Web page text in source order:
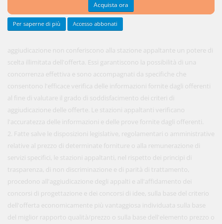
aggiudicazione non conferiscono alla stazione appaltante un potere di
scelta illimitata dell'offerta. Essi garantiscono la possibilità di una
concorrenza effettiva e sono accompagnati da specifiche che
consentono l'efficace verifica delle informazioni fornite dagli offerenti
al fine di valutare il grado di soddisfacimento dei criteri di
aggiudicazione delle offerte. Le stazioni appaltanti verificano
l'accuratezza delle informazioni e delle prove fornite dagli offerenti.
2. Fatte salve le disposizioni legislative, regolamentari o amministrative
relative al prezzo di determinate forniture o alla remunerazione di
servizi specifici, le stazioni appaltanti, nel rispetto dei principi di
trasparenza, di non discriminazione e di parità di trattamento,
procedono all'aggiudicazione degli appalti e all'affidamento dei
concorsi di progettazione e dei concorsi di idee, sulla base del criterio
dell'offerta economicamente più vantaggiosa individuata sulla base
del miglior rapporto qualità/prezzo o sulla base dell'elemento prezzo o
Acquista ora
Per saperne di più Accesso abbonati